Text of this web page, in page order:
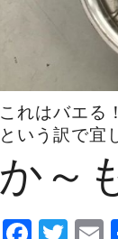
これはバエる
という訳で宜
か～